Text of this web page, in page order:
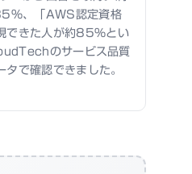
、「AWS認定資格
できた人が約85%とい
のサービス品質
タで確認できました。